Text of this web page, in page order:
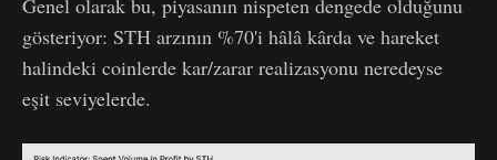
Genel olarak bu, piyasanın nispeten dengede olduğunu
gösteriyor: STH arzının %70'i hâlâ kârda ve hareket
halindeki coinlerde kar/zarar realizasyonu neredeyse
eşit seviyelerde.